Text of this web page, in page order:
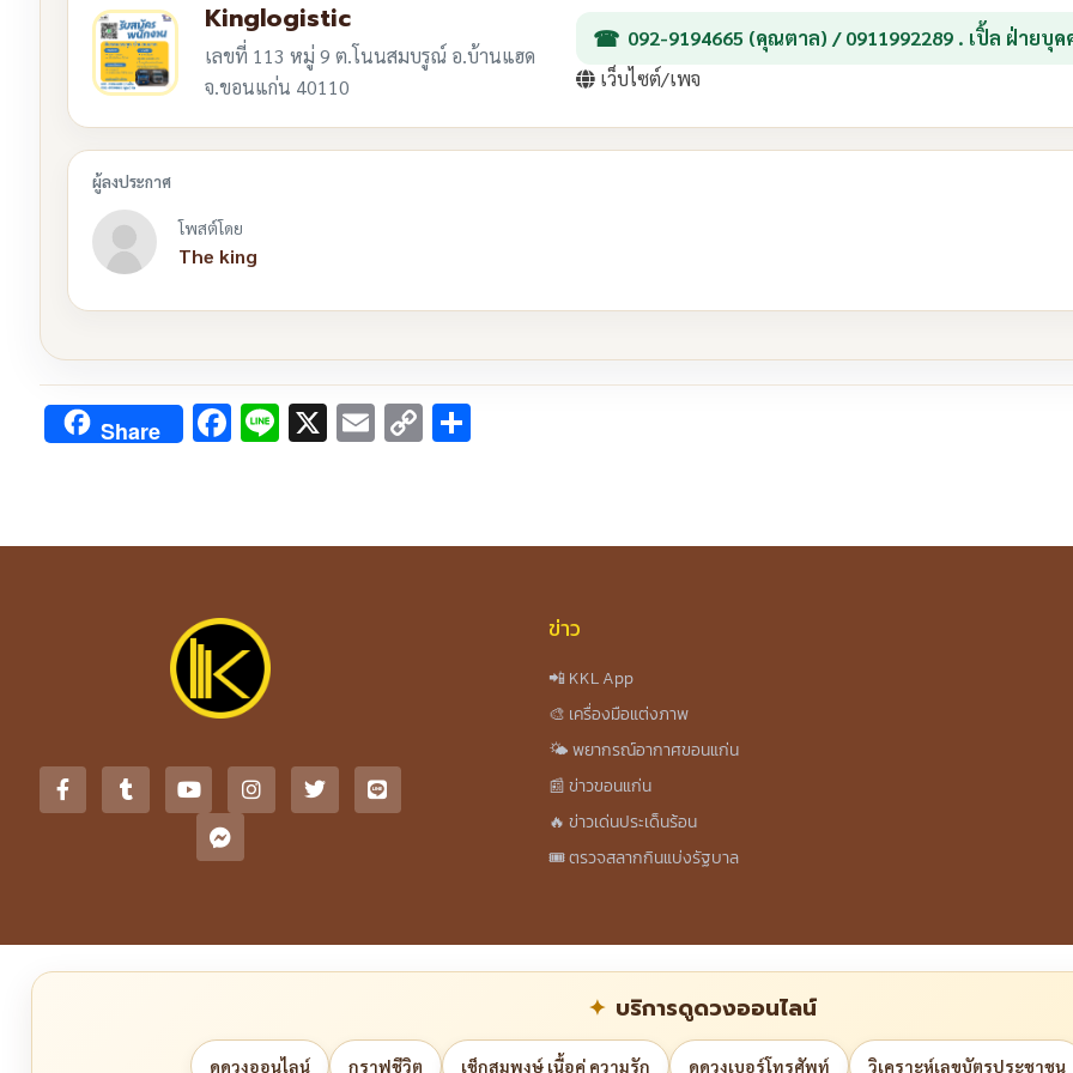
Kinglogistic
เลขที่ 113 หมู่ 9 ต.โนนสมบรูณ์ อ.บ้านแฮด
จ.ขอนแก่น 40110
092-9194665 (คุณตาล) / 0911992289 . เปิ้ล ฝ่ายบุค
เว็บไซต์/เพจ
โพสต์โดย
The king
Share Facebook
Line
X Email
Copy
ข่าว
📲 KKL App
🎨 เครื่องมือแต่งภาพ
🌤️ พยากรณ์อากาศขอนแก่น
📰 ข่าวขอนแก่น
🔥 ข่าวเด่นประเด็นร้อน
🎟️ ตรวจสลากกินแบ่งรัฐบาล
บริการดูดวงออนไลน์
ดูดวงออนไลน์ กราฟชีวิต เช็กสมพงษ์ เนื้อคู่ ความรัก ดูดวงเบอร์โทรศัพท์ วิเคราะห์เลขบัตรประชาชน